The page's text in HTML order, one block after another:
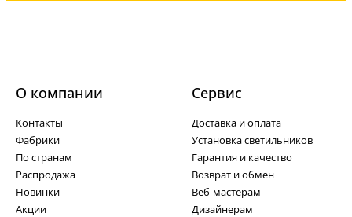
О компании
Контакты
Фабрики
По странам
Распродажа
Новинки
Акции
Cервис
Доставка и оплата
Установка светильников
Гарантия и качество
Возврат и обмен
Веб-мастерам
Дизайнерам